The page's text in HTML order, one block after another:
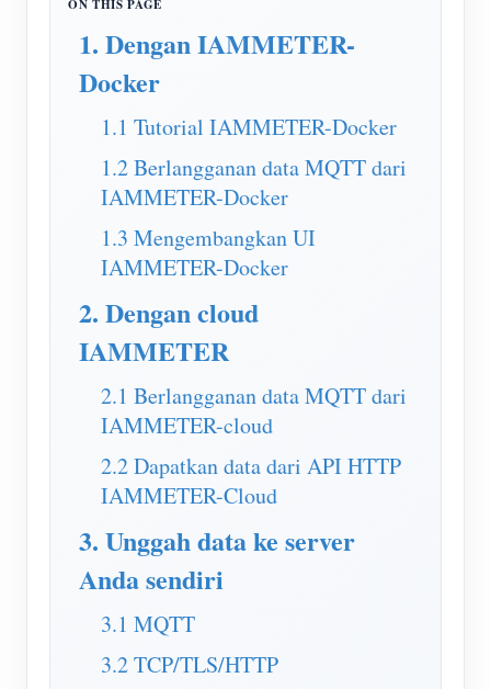
Simulator IAMMETER
Pengukur Virtual
Sistem Peramalan dan Simulasi Energi
Aplikasi
Monitor Energi Sistem PV Surya
Sistem Kontrol Pemanas PV
Otomasi Rumah
Pemantauan Energi Pabrik
Toko
Sumber daya
Mulai Cepat Produk
Dokumen
Video Tutorial
FAQ
Berita
Masyarakat
Pengembang
Mengeksplorasi
Program Hadiah
Kontak
Tentang kami
1. Dengan IAMMETER-
Docker
1.1 Tutorial IAMMETER-Docker
1.2 Berlangganan data MQTT dari
IAMMETER-Docker
1.3 Mengembangkan UI
IAMMETER-Docker
2. Dengan cloud
IAMMETER
2.1 Berlangganan data MQTT dari
IAMMETER-cloud
2.2 Dapatkan data dari API HTTP
IAMMETER-Cloud
3. Unggah data ke server
Anda sendiri
3.1 MQTT
3.2 TCP/TLS/HTTP